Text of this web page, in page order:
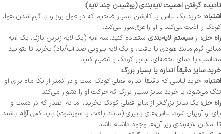
نادیده گرفتن اهمیت لایه‌بندی (پوشیدن چند لایه):
اشتباه: خرید یک لباس یا کاپشن بسیار ضخیم که در طول روز و با گرم شدن هوا،
کودک را اذیت می‌کند و او را عرق‌سوز می‌کند.
راه حل: ازسیستم لایه‌بندی استفاده کنید. سه لایه (یک لایه زیرین نازک، یک لایه
میانی گرم مانند هودی یا بافت، و یک لایه بیرونی ضد آب/باد) بخرید تا بتوانید
متناسب با دمای لحظه‌ای، لباس کودک را تنظیم کنید.
خرید سایز دقیقاً اندازه یا بسیار بزرگ:
اشتباه: خرید لباسی که دقیقاً اندازه فعلی کودک است و در کمتر از یک ماه برای او
تنگ می‌شود، یا خرید سایز بسیار بزرگ که حرکت او را دشوار می‌کند.
راه حل: یک سایز بزرگ‌تر از سایز فعلی کودک بخرید، اما نه آنقدر که در دست و
پای او آویزان شود. لباس‌های پاییزی (مانند بافت یا سویشرت) باید کمیآزاد باشند
تا امکان لایه‌بندی زیر آن‌ها وجود داشته باشد.